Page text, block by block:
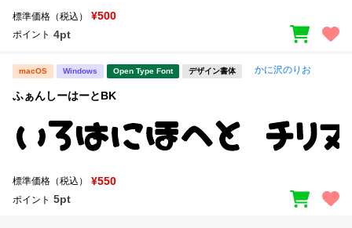
標準価格（税込） ¥500
ポイント 4pt
macOS Windows Open Type Font デザイン書体 かに沢のりお
ふぁんしーはーとBK
標準価格（税込） ¥550
ポイント 5pt